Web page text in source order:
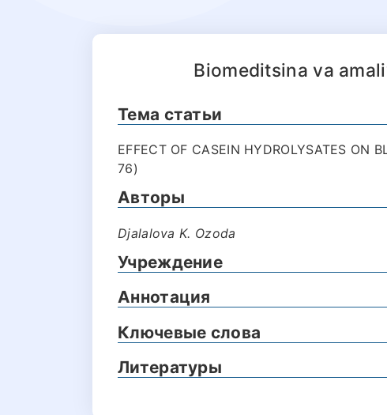
Biomeditsina va
Тема статьи
EFFECT OF CASEIN HYDROLYSATES ON
76)
Авторы
Djalalova K. Ozoda
Учреждение
Аннотация
Ключевые слова
Литературы